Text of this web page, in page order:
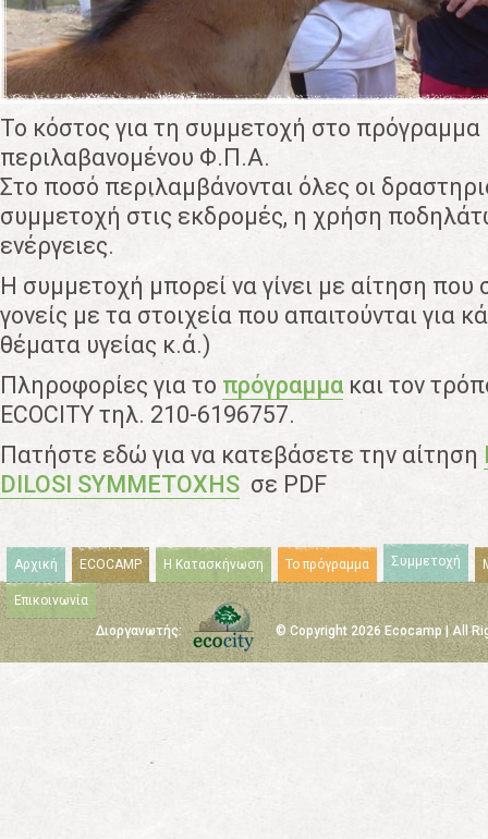
Το κόστος για τη συμμετοχή στο πρόγραμμα
περιλαβανομένου Φ.Π.Α.
Στο ποσό περιλαμβάνονται όλες οι
συμμετοχή στις εκδρομές, η χρήση
ενέργειες.
Η συμμετοχή μπορεί να γίνει με αίτηση
γονείς με τα στοιχεία που απαιτούνται για
θέματα υγείας κ.ά.)
Πληροφορίες για το πρόγραμμακαι τον
ECOCITY τηλ. 210-6196757.
Πατήστε εδώ για να κατεβάσετε την αίτηση
DILOSI SYMMETOXHS σε PDF
Αρχική ECOCAMP Η Κατασκήνωση Το πρόγραμμα Συμμετοχή
Επικοινωνία
Διοργανωτής:
© Copyright 2026 Ecocamp | All